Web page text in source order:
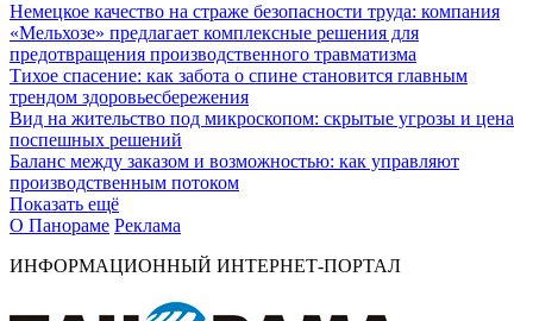
Немецкое качество на страже безопасности труда: компания
«Мельхозе» предлагает комплексные решения для
предотвращения производственного травматизма
Тихое спасение: как забота о спине становится главным
трендом здоровьесбережения
Вид на жительство под микроскопом: скрытые угрозы и цена
поспешных решений
Баланс между заказом и возможностью: как управляют
производственным потоком
Показать ещё
О Панораме Реклама
ИНФОРМАЦИОННЫЙ ИНТЕРНЕТ-ПОРТАЛ